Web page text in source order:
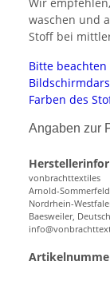
waschen und
Stoff bei
Bitte
Farben des
Angaben zur
vonbrachttextiles
Arnold-
Nordrhein-
Baesweiler,